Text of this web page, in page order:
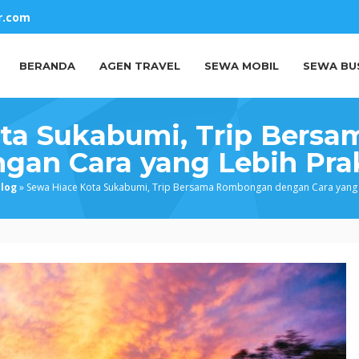
BERANDA AGEN TRAVEL SEWA MOBIL SEWA
Sukabumi, Trip
Cara yang Lebih
» Sewa Hiace Kota Sukabumi, Trip Bersama Rombongan dengan Cara